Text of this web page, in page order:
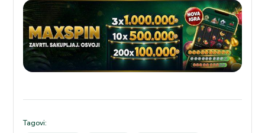
Tagovi: